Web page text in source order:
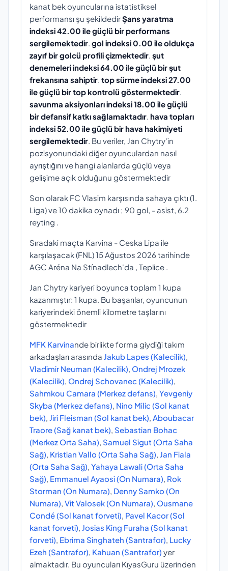
kanat bek oyuncularına istatistiksel
performansı şu şekildedirŞans yaratma
indeksi 42.00 ile güçlü bir performans
sergilemektedir. gol indeksi 0.00 ile oldukça
zayıf bir golcü profili çizmektedir. şut
denemeleri indeksi 64.00 ile güçlü bir şut
frekansına sahiptir. top sürme indeksi 27.00
ile güçlü bir top kontrolü göstermektedir.
savunma aksiyonları indeksi 18.00 ile güçlü
bir defansif katkı sağlamaktadır. hava topları
indeksi 52.00 ile güçlü bir hava hakimiyeti
sergilemektedir. Bu veriler, Jan Chytry'in
pozisyonundaki diğer oyunculardan nasıl
ayrıştığını ve hangi alanlarda güçlü veya
gelişime açık olduğunu göstermektedir
Son olarak FC Vlasim karşısında sahaya çıktı (1.
Liga) ve 10 dakika oynadı ; 90 gol, - asist, 6.2
reyting .
Sıradaki maçta Karvina - Ceska Lipa ile
karşılaşacak (FNL) 15 Ağustos 2026 tarihinde
AGC Aréna Na Stínadlech'da , Teplice .
Jan Chytry kariyeri boyunca toplam 1 kupa
kazanmıştır: 1 kupa. Bu başarılar, oyuncunun
kariyerindeki önemli kilometre taşlarını
göstermektedir
MFK Karvinande birlikte forma giydiği takım
arkadaşları arasında Jakub Lapes (Kalecilik),
Vladimir Neuman (Kalecilik), Ondrej Mrozek
(Kalecilik), Ondrej Schovanec (Kalecilik),
Sahmkou Camara (Merkez defans), Yevgeniy
Skyba (Merkez defans), Nino Milic (Sol kanat
bek), Jiri Fleisman (Sol kanat bek), Aboubacar
Traore (Sağ kanat bek), Sebastian Bohac
(Merkez Orta Saha), Samuel Sigut (Orta Saha
Sağ), Kristian Vallo (Orta Saha Sağ), Jan Fiala
(Orta Saha Sağ), Yahaya Lawali (Orta Saha
Sağ), Emmanuel Ayaosi (On Numara), Rok
Storman (On Numara), Denny Samko (On
Numara), Vit Valosek (On Numara), Ousmane
Condé (Sol kanat forveti), Pavel Kacor (Sol
kanat forveti), Josias King Furaha (Sol kanat
forveti), Ebrima Singhateh (Santrafor), Lucky
Ezeh (Santrafor), Kahuan (Santrafor) yer
almaktadır. Bu oyuncuları KıyasGuru üzerinden